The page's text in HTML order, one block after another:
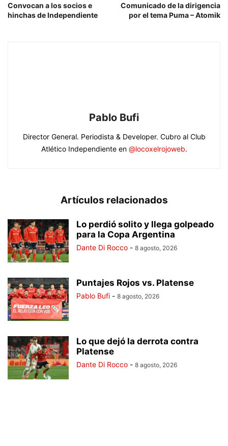
Convocan a los socios e
hinchas de Independiente
Comunicado de la dirigencia
por el tema Puma – Atomik
Pablo Bufi
Director General. Periodista & Developer. Cubro al Club
Atlético Independiente en @locoxelrojoweb.
Artículos relacionados
Lo perdió solito y llega golpeado
para la Copa Argentina
Dante Di Rocco - 8 agosto, 2026
Puntajes Rojos vs. Platense
Pablo Bufi - 8 agosto, 2026
Lo que dejó la derrota contra
Platense
Dante Di Rocco - 8 agosto, 2026